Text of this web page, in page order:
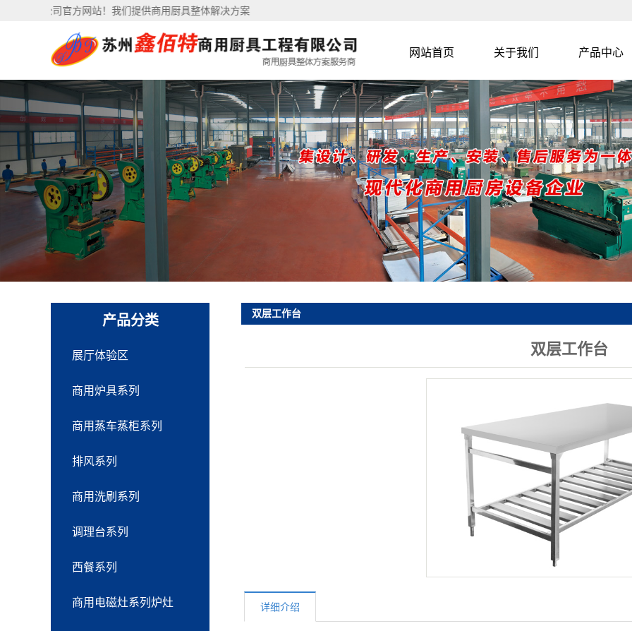
公司官方网站！我们提供商用厨具整体解决方案
网站首页 关于我们
公司简介
联系我们
产品中心
展厅体验区
商用炉具系
商用蒸车蒸柜
列
排风系列
商用洗刷系
调理台系列
西餐系列
商用电磁灶系
储物柜
消毒柜系列
工作台系列
洗碗机系列
超市冷柜系
产品分类
展厅体验区
商用炉具系列
商用蒸车蒸柜系列
排风系列
商用洗刷系列
调理台系列
西餐系列
商用电磁灶系列炉灶
双层工作台
双层工作台
详细介绍